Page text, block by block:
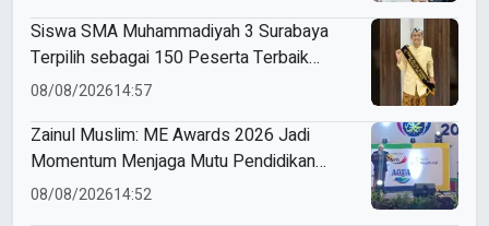
Siswa SMA Muhammadiyah 3 Surabaya
Terpilih sebagai 150 Peserta Terbaik
Forum Pelajar Indonesia
08/08/202614:57
Zainul Muslim: ME Awards 2026 Jadi
Momentum Menjaga Mutu Pendidikan
Muhammadiyah
08/08/202614:52